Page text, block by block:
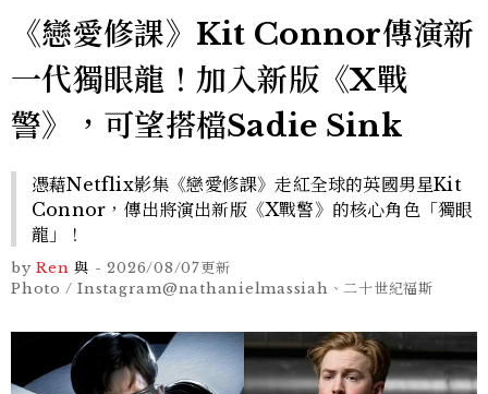
《戀愛修課》Kit Connor傳演新
一代獨眼龍！加入新版《X戰
警》，可望搭檔Sadie Sink
憑藉Netflix影集《戀愛修課》走紅全球的英國男星Kit
Connor，傳出將演出新版《X戰警》的核心角色「獨眼
龍」！
by Ren與 -2026/08/07更新
Photo / Instagram@nathanielmassiah、二十世紀福斯